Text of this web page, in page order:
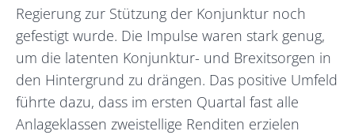
Regierung zur Stützung der Konjunktur noch
gefestigt wurde. Die Impulse waren stark genug,
um die latenten Konjunktur- und Brexitsorgen in
den Hintergrund zu drängen. Das positive Umfeld
führte dazu, dass im ersten Quartal fast alle
Anlageklassen zweistellige Renditen erzielen